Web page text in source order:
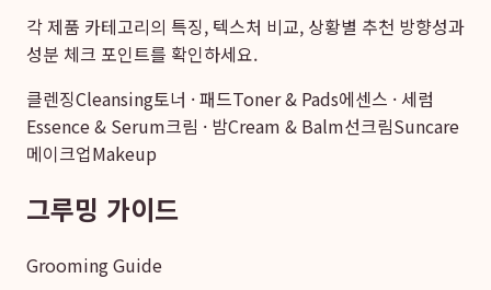
각 제품 카테고리의 특징, 텍스처 비교, 상황별 추천 방향성과
성분 체크 포인트를 확인하세요.
클렌징Cleansing토너 · 패드Toner & Pads에센스 · 세럼
Essence & Serum크림 · 밤Cream & Balm선크림Suncare
메이크업Makeup
그루밍 가이드
Grooming Guide